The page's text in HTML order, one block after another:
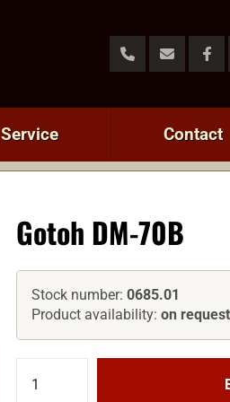
Service Contact
Gotoh DM-70B
Stock number:0685.01
Product availability:on request